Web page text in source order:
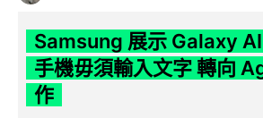
Samsung 展示 Galaxy
手機毋須輸入文字 轉向
作